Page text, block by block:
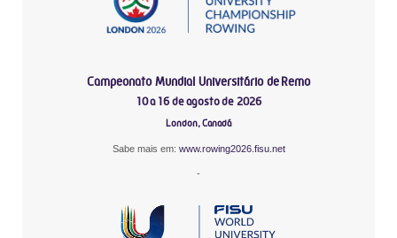
Campeonato Mundial Universitário de Remo
10 a 16 de agosto de 2026
London, Canadá
Sabe mais em: www.rowing2026.fisu.net
-